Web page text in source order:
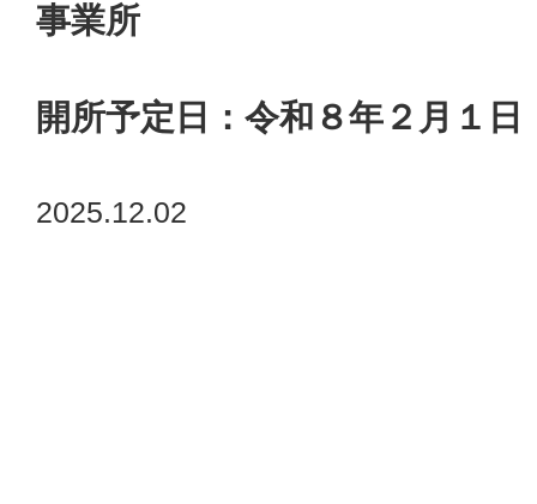
事業所
開所予定日：令和８年２月１日
2025.12.02